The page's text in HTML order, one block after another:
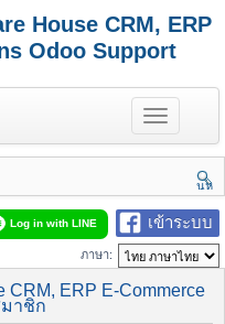
House CRM, ERP
Odoo Support
T
o
g
e
n
a
v
i
a
นห
า
เข้าระบบ
Log in with LINE
ภาษา:
CRM, ERP E-Commerce
มาชิก